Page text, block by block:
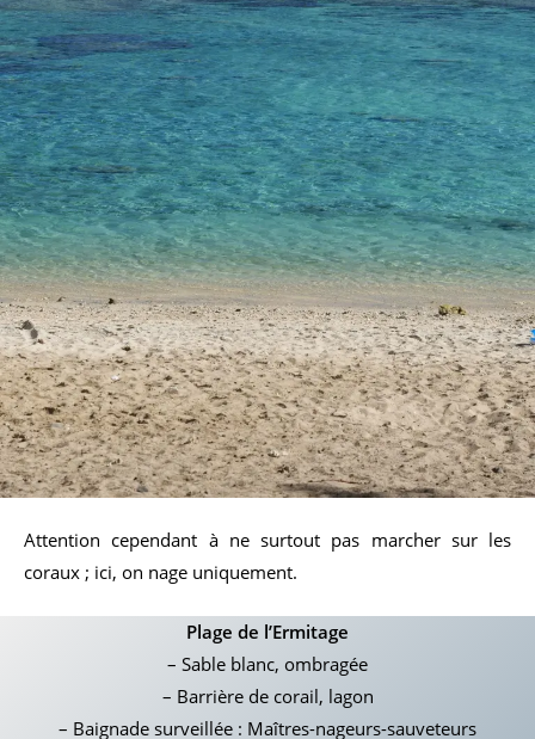
Attention cependant à ne surtout pas marcher sur les
coraux ; ici, on nage uniquement.
Plage de l’Ermitage
– Sable blanc, ombragée
– Barrière de corail, lagon
– Baignade surveillée : Maîtres-nageurs-sauveteurs